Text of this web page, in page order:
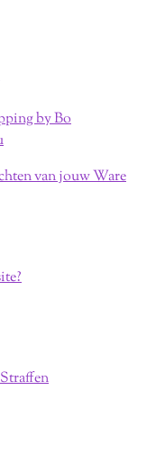
by Bo
van jouw Ware